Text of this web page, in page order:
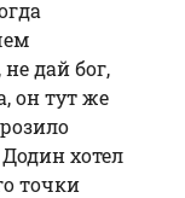
дай бог,
он тут же
хотел
точки